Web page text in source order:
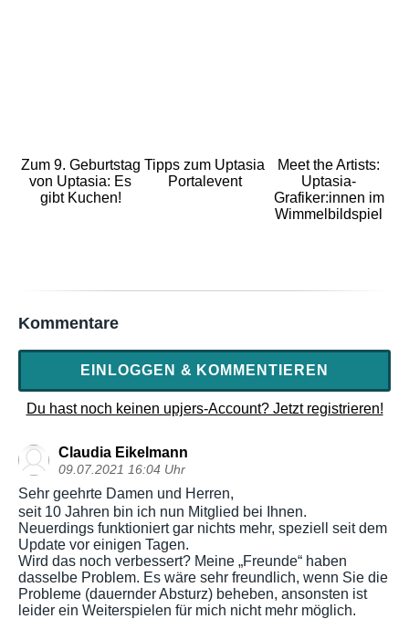
Zum 9. Geburtstag
von Uptasia: Es
gibt Kuchen!
Tipps zum Uptasia
Portalevent
Meet the Artists:
Uptasia-
Grafiker:innen im
Wimmelbildspiel
Kommentare
EINLOGGEN & KOMMENTIEREN
Du hast noch keinen upjers-Account? Jetzt registrieren!
Claudia Eikelmann
09.07.2021 16:04 Uhr
Sehr geehrte Damen und Herren,
seit 10 Jahren bin ich nun Mitglied bei Ihnen.
Neuerdings funktioniert gar nichts mehr, speziell seit dem
Update vor einigen Tagen.
Wird das noch verbessert? Meine „Freunde“ haben
dasselbe Problem. Es wäre sehr freundlich, wenn Sie die
Probleme (dauernder Absturz) beheben, ansonsten ist
leider ein Weiterspielen für mich nicht mehr möglich.